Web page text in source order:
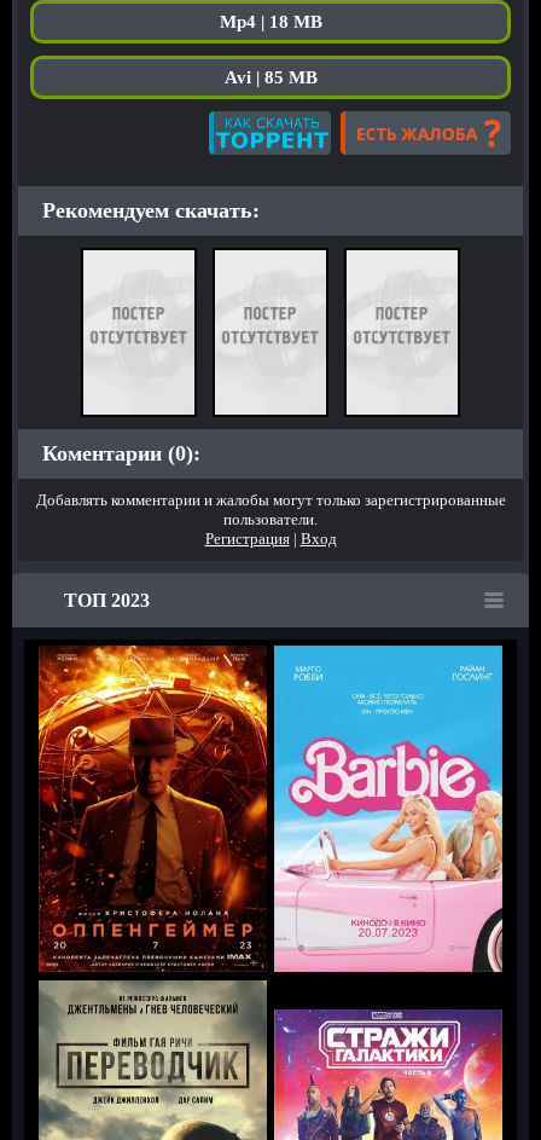
Mp4 | 18 MB
Avi | 85 MB
Рекомендуем скачать:
Коментарии (0):
Добавлять комментарии и жалобы могут только зарегистрированные
пользователи.
Регистрация| Вход
ТОП 2023